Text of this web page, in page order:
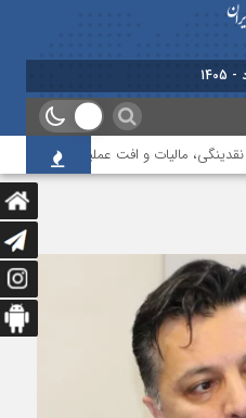
مالیات و افت عملیات